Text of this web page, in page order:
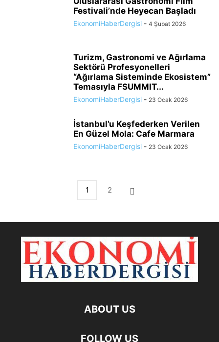
Festivali’nde Heyecan Başladı
EkonomiHaberDergisi - 4 Şubat 2026
Turizm, Gastronomi ve Ağırlama
Sektörü Profesyonelleri
“Ağırlama Sisteminde Ekosistem”
Temasıyla FSUMMIT...
EkonomiHaberDergisi - 23 Ocak 2026
İstanbul’u Keşfederken Verilen
En Güzel Mola: Cafe Marmara
EkonomiHaberDergisi - 23 Ocak 2026
1 2
ABOUT US
FOLLOW US